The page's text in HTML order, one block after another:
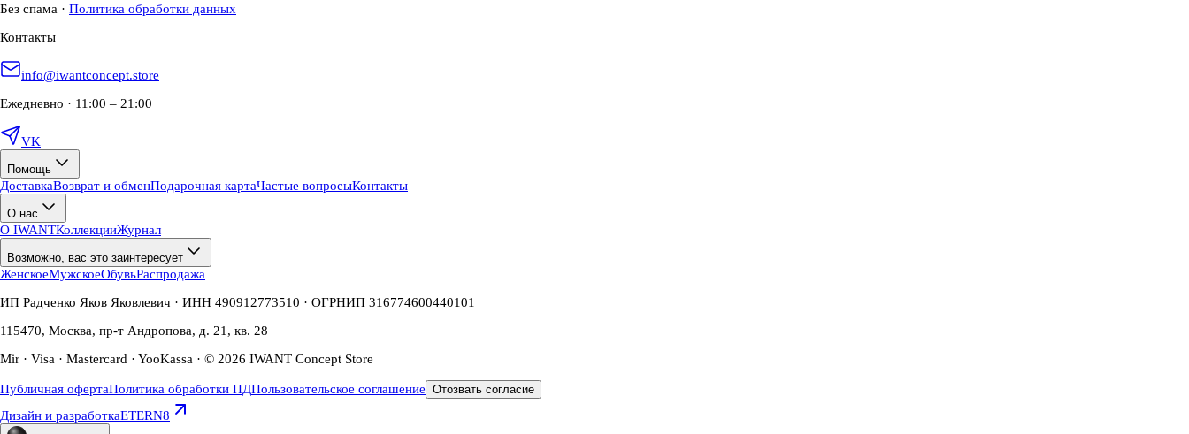
Без спама · Политика обработки данных
Контакты
info@iwantconcept.store
Ежедневно · 11:00 – 21:00
VK
Помощь
ДоставкаВозврат и обменПодарочная картаЧастые вопросыКонтакты
О нас
О IWANTКоллекцииЖурнал
Возможно, вас это заинтересует
ЖенскоеМужскоеОбувьРаспродажа
ИП Радченко Яков Яковлевич · ИНН 490912773510 · ОГРНИП 316774600440101
115470, Москва, пр-т Андропова, д. 21, кв. 28
Mir · Visa · Mastercard · YooKassa · © 2026 IWANT Concept Store
Публичная офертаПолитика обработки ПДПользовательское соглашение Отозвать согласие
Дизайн и разработкаETERN8